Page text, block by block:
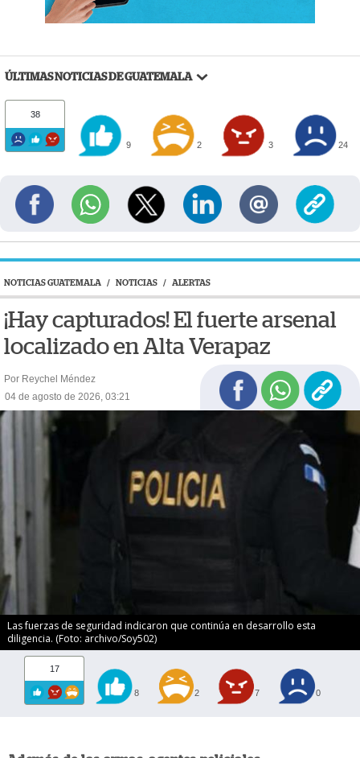
ÚLTIMAS NOTICIAS DE GUATEMALA
38
9 2 3 24
NOTICIAS GUATEMALA / NOTICIAS / ALERTAS
¡Hay capturados! El fuerte arsenal
localizado en Alta Verapaz
Por Reychel Méndez
04 de agosto de 2026, 03:21
Las fuerzas de seguridad indicaron que continúa en desarrollo esta
diligencia. (Foto: archivo/Soy502)
17
8 2 7 0